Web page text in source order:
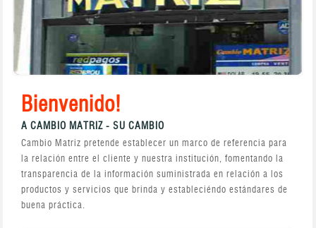
Bienvenido!
A CAMBIO MATRIZ - SU CAMBIO
Cambio Matriz pretende establecer un marco de referencia para
la relación entre el cliente y nuestra institución, fomentando la
transparencia de la información suministrada en relación a los
productos y servicios que brinda y estableciéndo estándares de
buena práctica.